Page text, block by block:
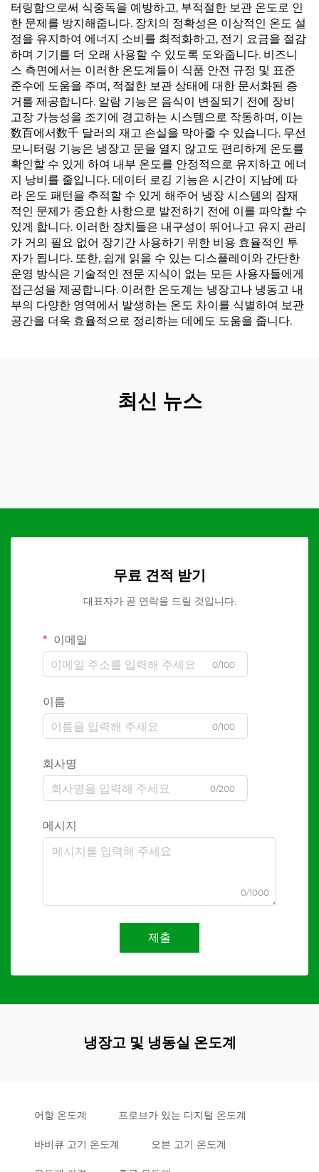
터링함으로써 식중독을 예방하고, 부적절한 보관 온도로 인
한 문제를 방지해줍니다. 장치의 정확성은 이상적인 온도 설
정을 유지하여 에너지 소비를 최적화하고, 전기 요금을 절감
하며 기기를 더 오래 사용할 수 있도록 도와줍니다. 비즈니
스 측면에서는 이러한 온도계들이 식품 안전 규정 및 표준
준수에 도움을 주며, 적절한 보관 상태에 대한 문서화된 증
거를 제공합니다. 알람 기능은 음식이 변질되기 전에 장비
고장 가능성을 조기에 경고하는 시스템으로 작동하며, 이는
数百에서数千 달러의 재고 손실을 막아줄 수 있습니다. 무선
모니터링 기능은 냉장고 문을 열지 않고도 편리하게 온도를
확인할 수 있게 하여 내부 온도를 안정적으로 유지하고 에너
지 낭비를 줄입니다. 데이터 로깅 기능은 시간이 지남에 따
라 온도 패턴을 추적할 수 있게 해주어 냉장 시스템의 잠재
적인 문제가 중요한 사항으로 발전하기 전에 이를 파악할 수
있게 합니다. 이러한 장치들은 내구성이 뛰어나고 유지 관리
가 거의 필요 없어 장기간 사용하기 위한 비용 효율적인 투
자가 됩니다. 또한, 쉽게 읽을 수 있는 디스플레이와 간단한
운영 방식은 기술적인 전문 지식이 없는 모든 사용자들에게
접근성을 제공합니다. 이러한 온도계는 냉장고나 냉동고 내
부의 다양한 영역에서 발생하는 온도 차이를 식별하여 보관
공간을 더욱 효율적으로 정리하는 데에도 도움을 줍니다.
최신 뉴스
무료 견적 받기
대표자가 곧 연락을 드릴 것입니다.
이메일
0/100
이름
0/100
회사명
0/200
메시지
0/1000
제출
냉장고 및 냉동실 온도계
어항 온도계 프로브가 있는 디지털 온도계
바비큐 고기 온도계 오븐 고기 온도계